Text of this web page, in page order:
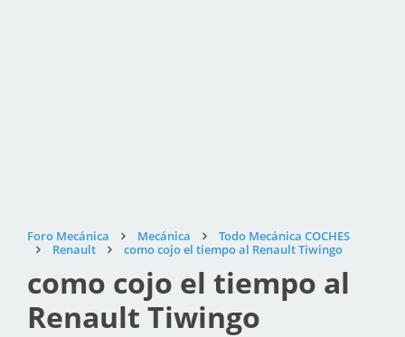
Foro Mecánica Mecánica
Todo Mecánica COCHES
Renault
como cojo el tiempo al Renault Tiwingo
como cojo el tiempo al
Renault Tiwingo